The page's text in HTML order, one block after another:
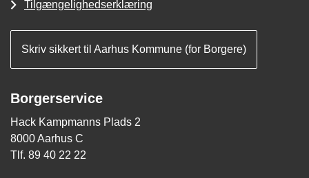
Tilgængelighedserklæring
Skriv sikkert til Aarhus Kommune (for Borgere)
Borgerservice
Hack Kampmanns Plads 2
8000 Aarhus C
Tlf. 89 40 22 22